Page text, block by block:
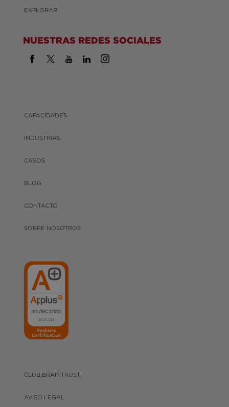
EXPLORAR
NUESTRAS REDES SOCIALES
CAPACIDADES
INDUSTRIAS
CASOS
BLOG
CONTACTO
SOBRE NOSOTROS
CLUB BRAINTRUST
AVISO LEGAL